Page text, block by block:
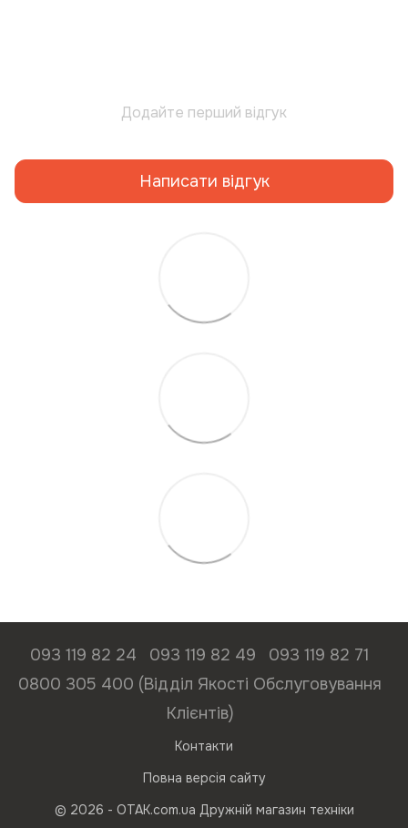
Додайте перший відгук
Написати відгук
093 119 82 24 093 119 82 49
093 119 82 71
0800 305 400 (Відділ Якості Обслуговування
Клієнтів)
Контакти
Повна версія сайту
© 2026 - ОТАК.com.ua Дружній магазин техніки